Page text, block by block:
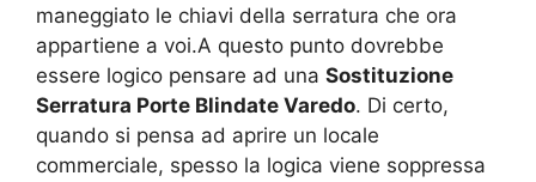
maneggiato le chiavi della serratura che ora
appartiene a voi.A questo punto dovrebbe
essere logico pensare ad una Sostituzione
Serratura Porte Blindate Varedo. Di certo,
quando si pensa ad aprire un locale
commerciale, spesso la logica viene soppressa